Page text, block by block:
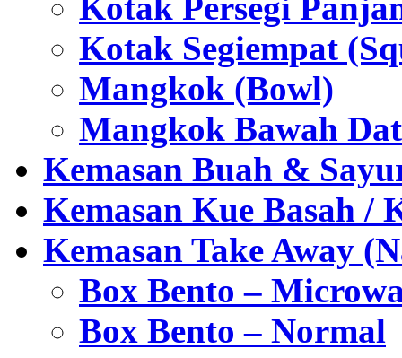
Kotak Persegi
Kotak Segiempat
Mangkok (Bowl)
Mangkok Bawah
Kemasan Buah &
Kemasan Kue Basah /
Kemasan Take Away
Box Bento –
Box Bento – Normal